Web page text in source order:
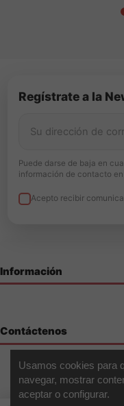
Regístrate a la
Puede darse de baja en
información de contacto en
Acepto recibir
Información
Contáctenos
Usamos cookies para
navegar, mostrar
aceptar o configurar.